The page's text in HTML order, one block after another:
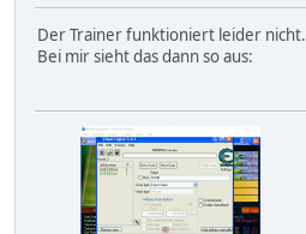
Der Trainer funktioniert leider nicht.
Bei mir sieht das dann so aus: